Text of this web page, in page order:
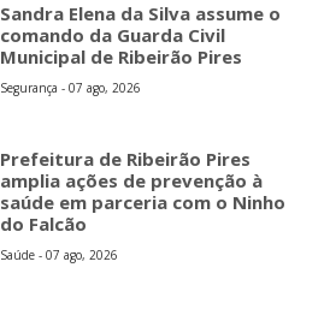
Sandra Elena da Silva assume o
comando da Guarda Civil
Municipal de Ribeirão Pires
Segurança - 07 ago, 2026
Prefeitura de Ribeirão Pires
amplia ações de prevenção à
saúde em parceria com o Ninho
do Falcão
Saúde - 07 ago, 2026